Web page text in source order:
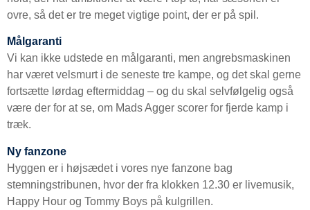
ovre, så det er tre meget vigtige point, der er på spil.
Målgaranti
Vi kan ikke udstede en målgaranti, men angrebsmaskinen
har været velsmurt i de seneste tre kampe, og det skal gerne
fortsætte lørdag eftermiddag – og du skal selvfølgelig også
være der for at se, om Mads Agger scorer for fjerde kamp i
træk.
Ny fanzone
Hyggen er i højsædet i vores nye fanzone bag
stemningstribunen, hvor der fra klokken 12.30 er livemusik,
Happy Hour og Tommy Boys på kulgrillen.